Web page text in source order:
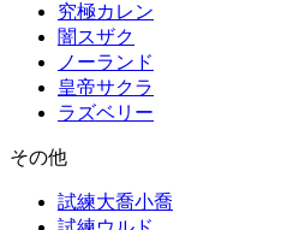
究極カレン
闇スザク
ノーランド
皇帝サクラ
ラズベリー
その他
試練大喬小喬